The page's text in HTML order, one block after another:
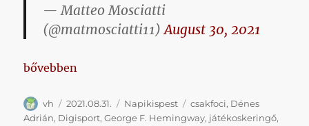
— Matteo Mosciatti
(@matmosciatti11)August 30, 2021
„Tegnapikispest 2021.08.31.”
bővebben
Szerző
vh Közzétéve
2021.08.31. Kategória
Napikispest Címke
csakfoci, Dénes
Adrián, Digisport,George F. Hemingway, játékoskeringő,